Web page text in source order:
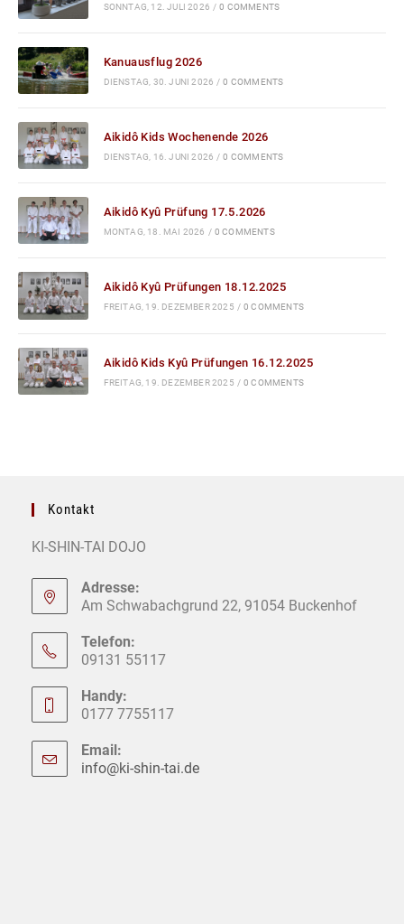
SONNTAG, 12. JULI 2026 / 0 COMMENTS
Kanuausflug 2026
DIENSTAG, 30. JUNI 2026 / 0 COMMENTS
Aikidô Kids Wochenende 2026
DIENSTAG, 16. JUNI 2026 / 0 COMMENTS
Aikidô Kyû Prüfung 17.5.2026
MONTAG, 18. MAI 2026 / 0 COMMENTS
Aikidô Kyû Prüfungen 18.12.2025
FREITAG, 19. DEZEMBER 2025 / 0 COMMENTS
Aikidô Kids Kyû Prüfungen 16.12.2025
FREITAG, 19. DEZEMBER 2025 / 0 COMMENTS
Kontakt
KI-SHIN-TAI DOJO
Adresse:
Am Schwabachgrund 22, 91054 Buckenhof
Telefon:
09131 55117
Handy:
0177 7755117
Email:
info@ki-shin-tai.deOpens